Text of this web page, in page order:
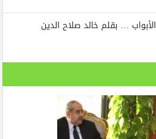
… بقلم خالد صلاح الدين